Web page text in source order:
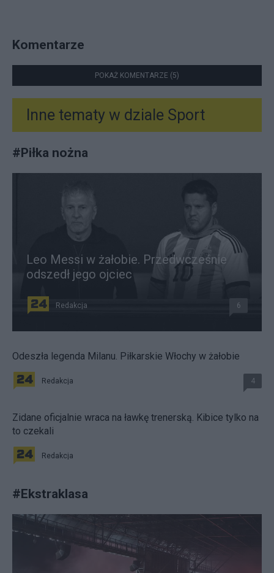
Komentarze
POKAŻ KOMENTARZE (5)
Inne tematy w dziale Sport
#Piłka nożna
Leo Messi w żałobie. Przedwcześnie
odszedł jego ojciec
Redakcja 6
Odeszła legenda Milanu. Piłkarskie Włochy w żałobie
Redakcja 4
Zidane oficjalnie wraca na ławkę trenerską. Kibice tylko na
to czekali
Redakcja
#Ekstraklasa